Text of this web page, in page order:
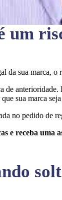
um
da sua marca,
de
sua marca
no pedido de
e receba uma